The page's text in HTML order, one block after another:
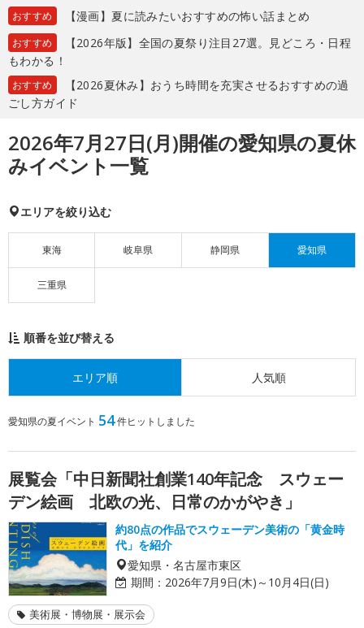
おすすめ 【漫画】夏に読みたいおすすめの怖い話まとめ
おすすめ
【2026年版】全国の夏祭り注目27選。見どころ・日程
もわかる！
おすすめ
【2026夏休み】おうち時間を充実させるおすすめの過
ごし方ガイド
2026年7月27日(月)開催の愛知県の夏休
みイベント一覧
エリアを絞り込む
東海 岐阜県 静岡県 愛知県
三重県
順番を並び替える
エリア順 人気順
愛知県の夏イベント 54件ヒットしました
展覧会「中日新聞社創業140年記念 スウェー
デン絵画 北欧の光、日常のかがやき」
約80点の作品でスウェーデン美術の「黄金時
代」を紹介
愛知県・名古屋市東区
期間： 2026年7月9日(木)～10月4日(日)
美術展・博物展・展示会